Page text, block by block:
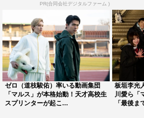
句、その選手生命を簡単に奪い去るこ
舞いを…。本来であれば、日本陸上界
なるはずだった未来ある少年を貶めた
みれた極秘プロジェクトを暴き出し、
引きずり下ろすことに成功した。
そして第3話では、不動産詐欺集団（
花の父・直道（鶴見辰吾）を嵌めた詐
PR(合同会社デジタルファーム )
ゼロ（道枝駿佑）率いる動画集団
「マルス」が本格始動！天才高校生
スプリンターが起こ...
板垣李光
川愛ら「
「最後ま